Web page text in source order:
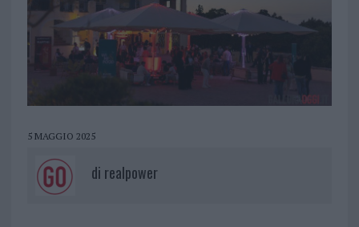
5 MAGGIO 2025
di realpower